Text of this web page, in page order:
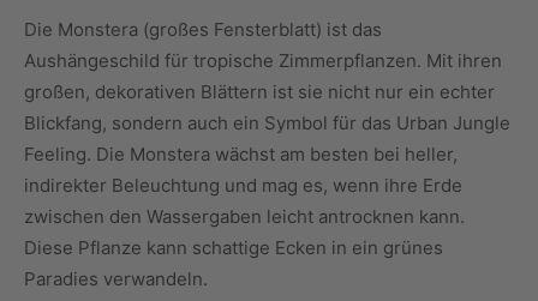
Die Monstera (großes Fensterblatt) ist das
Aushängeschild für tropische Zimmerpflanzen. Mit ihren
großen, dekorativen Blättern ist sie nicht nur ein echter
Blickfang, sondern auch ein Symbol für das Urban Jungle
Feeling. Die Monstera wächst am besten bei heller,
indirekter Beleuchtung und mag es, wenn ihre Erde
zwischen den Wassergaben leicht antrocknen kann.
Diese Pflanze kann schattige Ecken in ein grünes
Paradies verwandeln.